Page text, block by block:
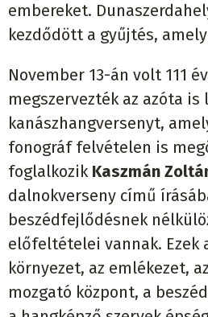
embereket.
kezdődött a gyűjtés,
November 13-án volt 111
megszervezték az azóta is
kanászhangversenyt,
fonográf felvételen is
foglalkozik Kaszmán
dalnokverseny című
beszédfejlődésnek
előfeltételei vannak. Ezek
környezet, az emlékezet,
mozgató központ, a